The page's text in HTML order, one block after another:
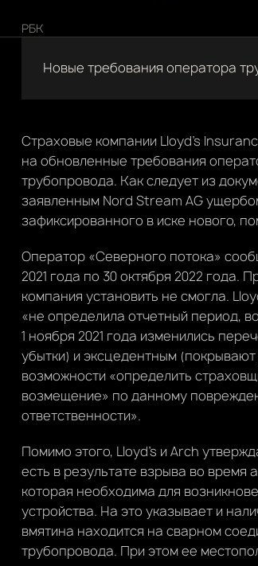
РБК
Новые требования оператора
Страховые компании Lloyd’s
на обновленные требования
трубопровода. Как следует из
заявленным Nord Stream AG
зафиксированного в иске нового,
Оператор «Северного потока»
2021 года по 30 октября 2022 года.
компания установить не смогла.
«не определила отчетный период,
1 ноября 2021 года изменились
убытки) и эксцедентным
возможности «определить
возмещение» по данному
ответственности».
Помимо этого, Lloyd’s и Arch
есть в результате взрыва во время
которая необходима для
устройства. На это указывает и
вмятина находится на сварном
трубопровода. При этом ее